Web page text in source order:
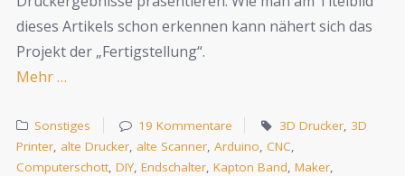
dieses Artikels schon erkennen kann nähert sich das
Projekt der „Fertigstellung“.
Mehr …
Sonstiges 19 Kommentare 3D Drucker, 3D
Printer, alte Drucker, alte Scanner, Arduino, CNC,
Computerschott, DIY, Endschalter, Kapton Band, Maker,